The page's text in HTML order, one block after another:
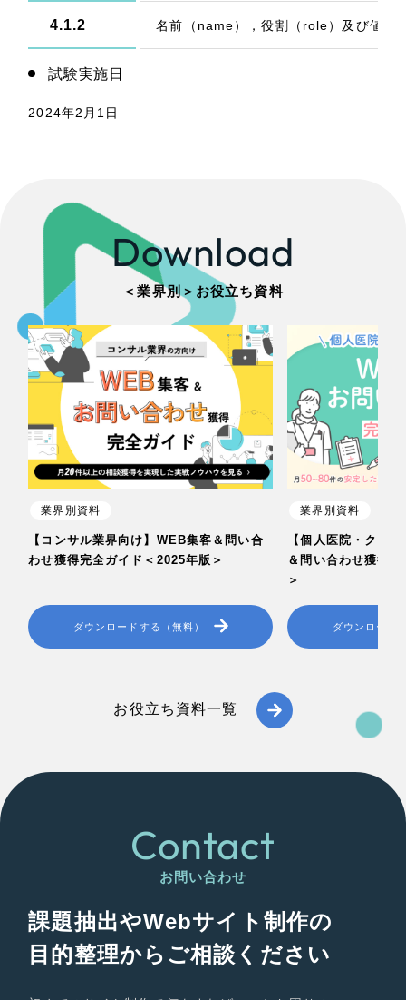
4.1.2 名前（name），役割（role）及び値（
試験実施日
2024年2月1日
Download
＜業界別＞お役立ち資料
業界別資料
【コンサル業界向け】WEB集客＆問い合
わせ獲得完全ガイド＜2025年版＞
ダウンロードする（無料）
業界別資料
【個人医院・クリ
＆問い合わせ獲得
＞
ダウンロード
お役立ち資料一覧
Contact
お問い合わせ
課題抽出やWebサイト制作の
目的整理からご相談ください